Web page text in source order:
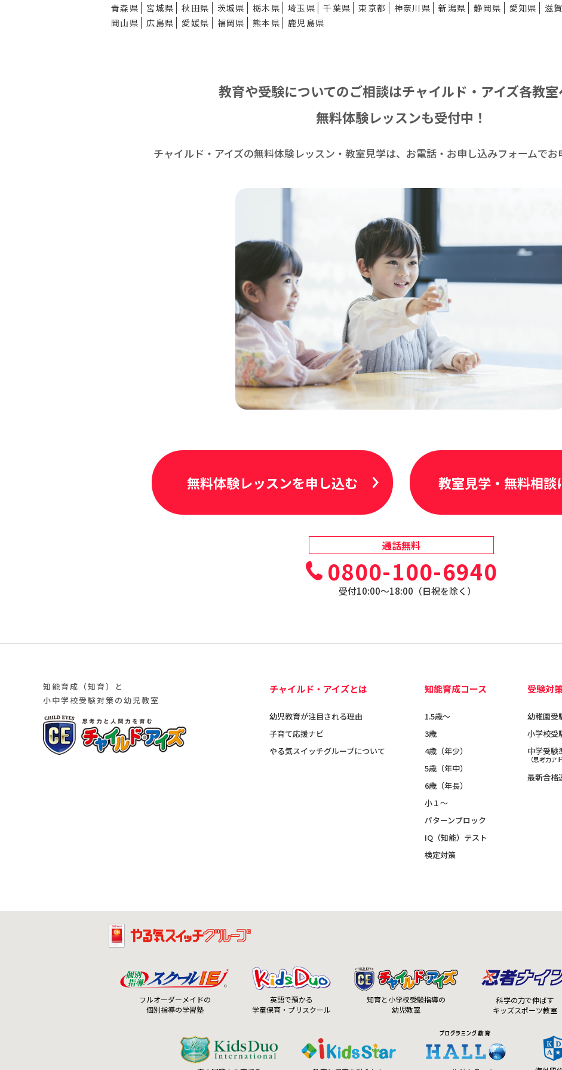
青森県 宮城県 秋田県 茨城県 栃木県 埼玉県 千葉県 東京都 神奈川県 新潟県 静岡県 愛知県 滋
岡山県
広島県 愛媛県 福岡県 熊本県 鹿児島県
教育や受験についてのご相談はチャイルド・アイズ各教室
無料体験レッスンも受付中！
チャイルド・アイズの無料体験レッスン・ 教室見学は、お電話・お申し込みフォームでお
無料体験レッスンを申し込む 教室見学・無料相談
通話無料
0800-100-6940
受付10:00〜18:00（日祝を除く）
知能育成（知育）と
小中学校受験対策の幼児教室
チャイルド・アイズとは
幼児教育が注目される理由
子育て応援ナビ
やる気スイッチグループについて
知能育成コース
1.5歳〜
3歳
4歳（年少）
5歳（年中）
6歳（年長）
小１～
パターンブロック
IQ（知能）テスト
検定対策
受験対
幼稚園受
小学校受
中学受験
（思考力ア
最新合格
フルオーダーメイドの
個別指導の学習塾
英語で預かる
学童保育・プリスクール
知育と小学校受験指導の
幼児教室
科学の力で伸ばす
キッズスポーツ教室